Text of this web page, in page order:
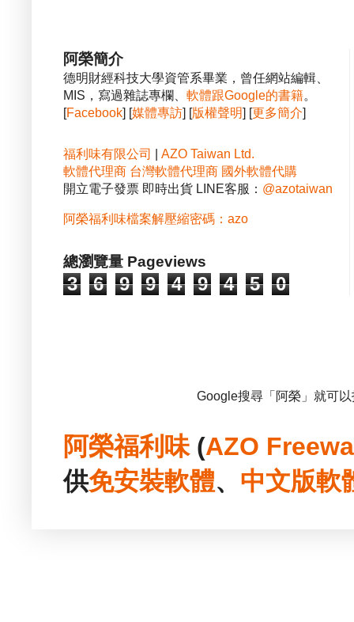
阿榮簡介
德明財經科技大學資管系畢業，曾任網站編輯、
MIS，寫過雜誌專欄、 軟體跟Google的書籍。
[Facebook] [媒體專訪] [版權聲明] [更多簡介]
福利味有限公司
AZO Taiwan Ltd.
軟體代理商 台灣軟體代理商 國外軟體代購
開立電子發票 即時出貨 LINE客服： @azotaiwan
阿榮福利味檔案解壓縮密碼：azo
總瀏覽量 Pageviews
3 6 9 9 4 9 4 5 0
Google搜尋「阿榮」就可
阿榮福利味(AZO
供免安裝軟體、 中文版軟